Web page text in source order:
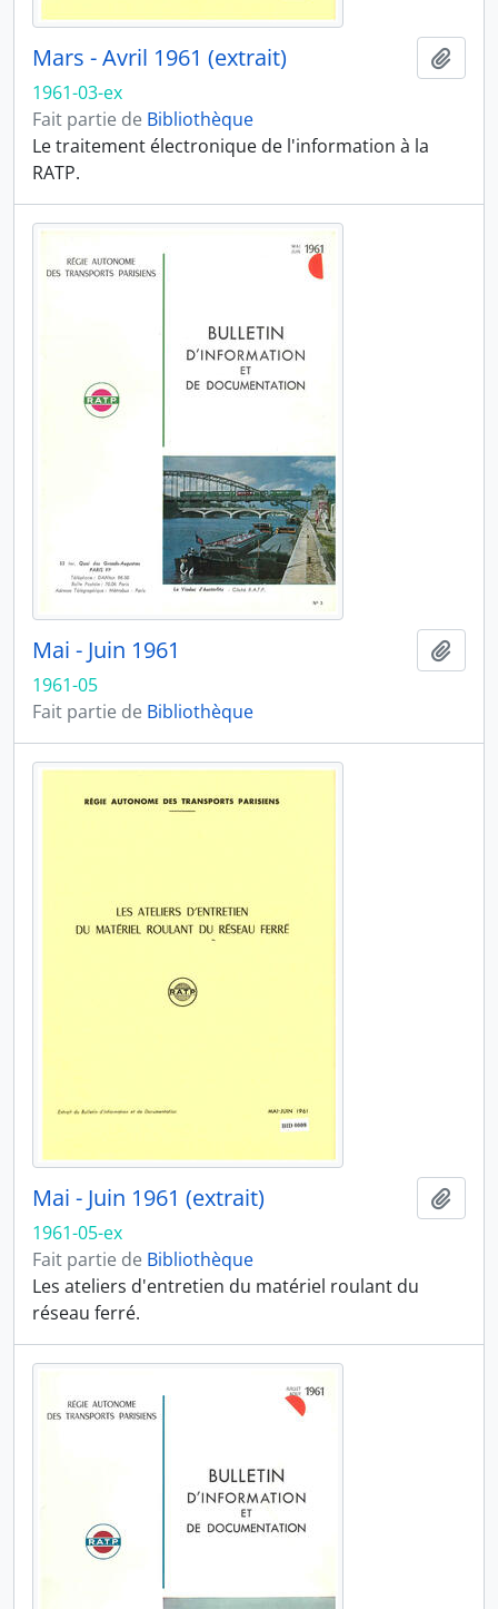
Mars - Avril 1961 (extrait)
1961-03-ex
Fait partie de Bibliothèque
Le traitement électronique de l'information à la
RATP.
Mai - Juin 1961
1961-05
Fait partie de Bibliothèque
Mai - Juin 1961 (extrait)
1961-05-ex
Fait partie de Bibliothèque
Les ateliers d'entretien du matériel roulant du
réseau ferré.